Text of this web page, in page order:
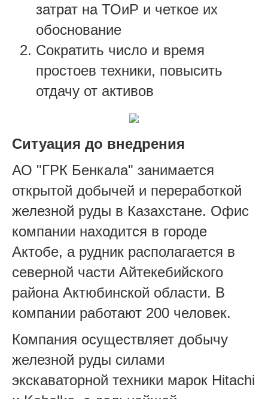
затрат на ТОиР и четкое их
обоснование
Сократить число и время
простоев техники, повысить
отдачу от активов
Ситуация до внедрения
АО "ГРК Бенкала" занимается
открытой добычей и переработкой
железной руды в Казахстане. Офис
компании находится в городе
Актобе, а рудник располагается в
северной части Айтекебийского
района Актюбинской области. В
компании работают 200 человек.
Компания осуществляет добычу
железной руды силами
экскаваторной техники марок Hitachi